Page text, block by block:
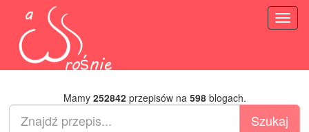
Mamy 252842przepisów na 598blogach.